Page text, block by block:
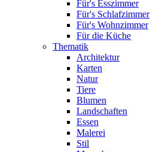
Für's Esszimmer
Für's Schlafzimmer
Für's Wohnzimmer
Für die Küche
Thematik
Architektur
Karten
Natur
Tiere
Blumen
Landschaften
Essen
Malerei
Stil